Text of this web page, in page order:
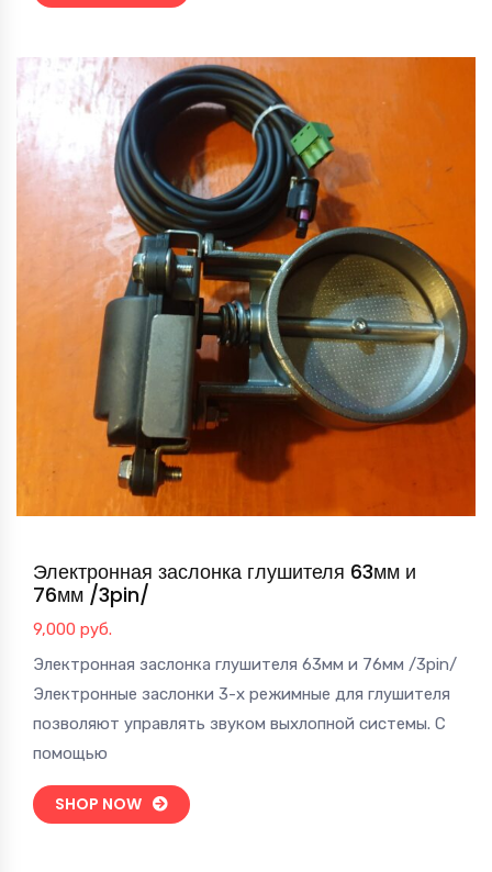
Электронная заслонка глушителя 63мм и
76мм /3pin/
9,000 руб.
Электронная заслонка глушителя 63мм и 76мм /3pin/
Электронные заслонки 3-х режимные для глушителя
позволяют управлять звуком выхлопной системы. С
помощью
SHOP NOW